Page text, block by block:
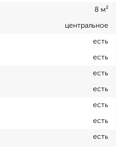
8 м²
центральное
есть
есть
есть
есть
есть
есть
есть